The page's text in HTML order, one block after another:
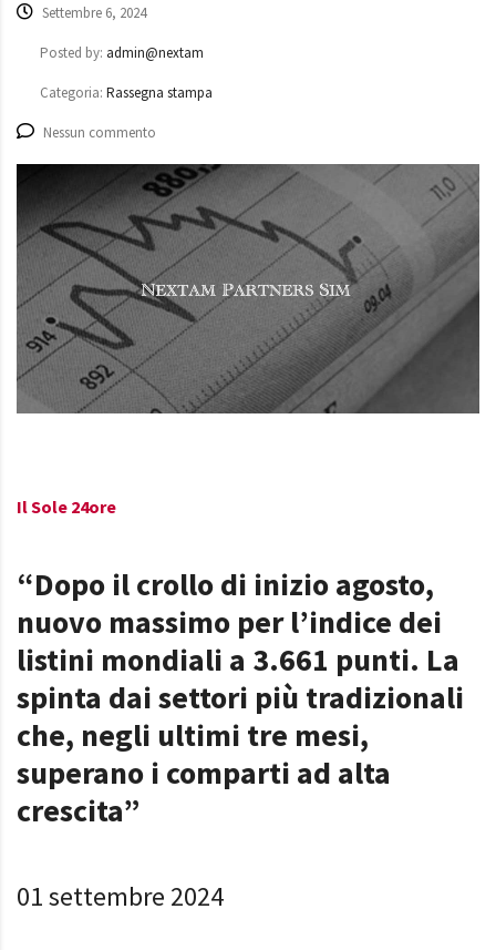
Settembre 6, 2024
Posted by: admin@nextam
Categoria: Rassegna stampa
Nessun commento
Il Sole 24ore
“Dopo il crollo di inizio agosto,
nuovo massimo per l’indice dei
listini mondiali a 3.661 punti. La
spinta dai settori più tradizionali
che, negli ultimi tre mesi,
superano i comparti ad alta
crescita”
01 settembre 2024